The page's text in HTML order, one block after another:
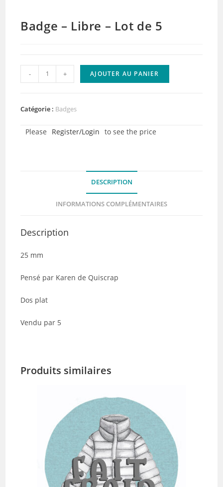
Badge – Libre – Lot de 5
quantité
de
-
- + AJOUTER AU PANIER
Catégorie : Badges
Please Register/Login to see the price
DESCRIPTION
INFORMATIONS COMPLÉMENTAIRES
Description
25 mm
Pensé par Karen de Quiscrap
Dos plat
Vendu par 5
Produits similaires